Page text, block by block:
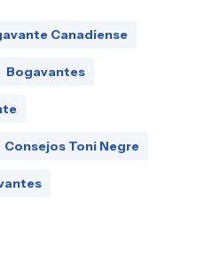
Canadiense
Bogavantes
Consejos Toni Negre